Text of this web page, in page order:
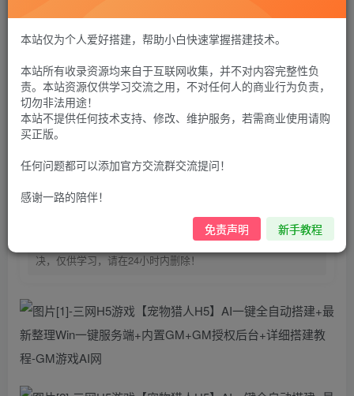
石器时代8
G币30 限时特惠
G币100
个人会员G币9.9 至尊会员 免费
购买前请先看完新手教程,未认真看完一切问题自行解决
点击查看
仅支持云服务器搭建，适用于小白快速搭建，只能确保安卓正
常进入游戏和后台使用，如有苹果请自测，游戏多少自带一些
bug，若后面因为bug或者其他原因导致游戏无法进入请自行解
决，仅供学习，请在24小时内删除！
付费资源
本站仅为个人爱好搭建，帮助小白快速掌握搭建技术。
本站所有收录资源均来自于互联网收集，并不对内容完整性负
责。本站资源仅供学习交流之用，不对任何人的商业行为负责，
切勿非法用途！
本站不提供任何技术支持、修改、维护服务，若需商业使用请购
买正版。
任何问题都可以添加官方交流群交流提问！
感谢一路的陪伴！
免责声明 新手教程